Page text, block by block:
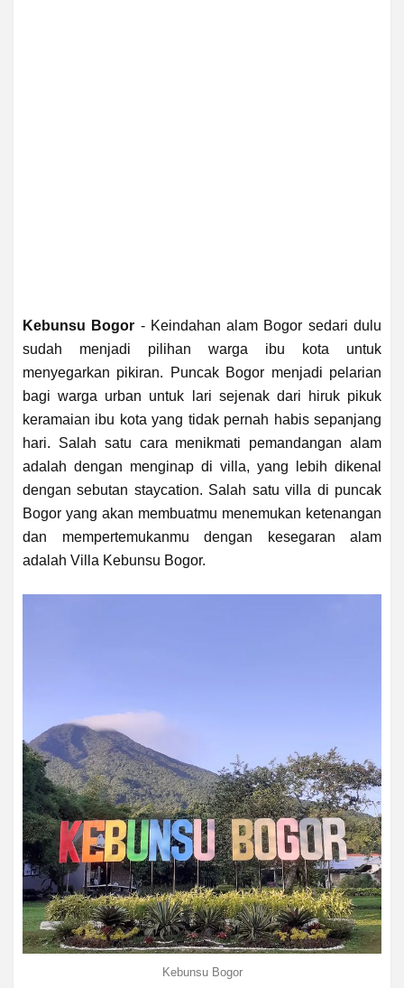
Kebunsu Bogor - Keindahan alam Bogor sedari dulu
sudah menjadi pilihan warga ibu kota untuk
menyegarkan pikiran. Puncak Bogor menjadi pelarian
bagi warga urban untuk lari sejenak dari hiruk pikuk
keramaian ibu kota yang tidak pernah habis sepanjang
hari. Salah satu cara menikmati pemandangan alam
adalah dengan menginap di villa, yang lebih dikenal
dengan sebutan staycation. Salah satu villa di puncak
Bogor yang akan membuatmu menemukan ketenangan
dan mempertemukanmu dengan kesegaran alam
adalah Villa Kebunsu Bogor.
Kebunsu Bogor